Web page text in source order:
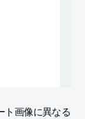
ト画像に異なる